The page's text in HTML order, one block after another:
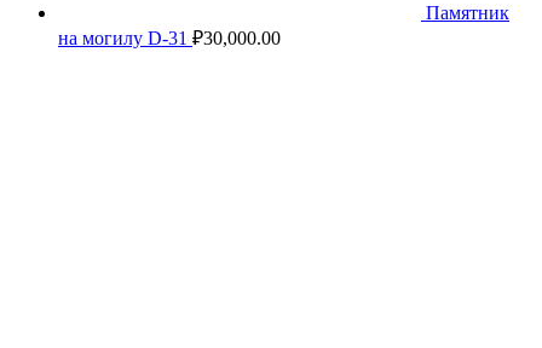
Памятник
на могилу D-31 ₽30,000.00